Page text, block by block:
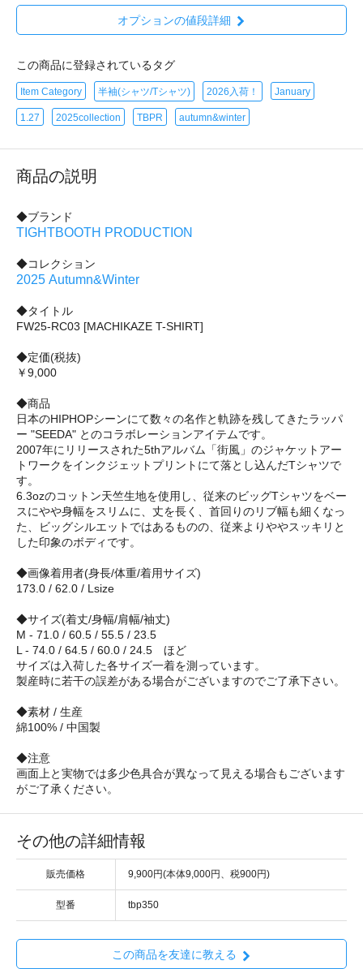
オプションの値段詳細
この商品に登録されているタグ
Item Category 半袖(シャツ/Tシャツ) 2026入荷！ January
1.27 2025collection TBPR autumn&winter
商品の説明
◆ブランド
TIGHTBOOTH PRODUCTION
◆コレクション
2025 Autumn&Winter
◆タイトル
FW25-RC03 [MACHIKAZE T-SHIRT]
◆定価(税抜)
￥9,000
◆商品
日本のHIPHOPシーンにて数々の名作と軌跡を残してきたラッパ
ー "SEEDA" とのコラボレーションアイテムです。
2007年にリリースされた5thアルバム「街風」のジャケットアー
トワークをインクジェットプリントにて落とし込んだTシャツで
す。
6.3ozのコットン天竺生地を使用し、従来のビッグTシャツをベー
スにやや身幅をスリムに、丈を長く、首回りのリブ幅も細くなっ
た、ビッグシルエットではあるものの、従来よりややスッキリと
した印象のボディです。
◆画像着用者(身長/体重/着用サイズ)
173.0 / 62.0 / Lsize
◆サイズ(着丈/身幅/肩幅/袖丈)
M - 71.0 / 60.5 / 55.5 / 23.5
L - 74.0 / 64.5 / 60.0 / 24.5 ほど
サイズは入荷した各サイズ一着を測っています。
製産時に若干の誤差がある場合がございますのでご了承下さい。
◆素材 / 生産
綿100% / 中国製
◆注意
画面上と実物では多少色具合が異なって見える場合もございます
がご了承ください。
その他の詳細情報
販売価格 9,900円(本体9,000円、税900円)
型番 tbp350
この商品を友達に教える